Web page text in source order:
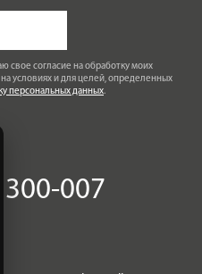
свое согласие на обработку моих
условиях и для целей, определенных
персональных данных.
300-007